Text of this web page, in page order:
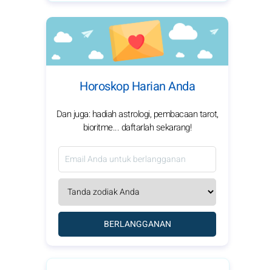
Horoskop Harian Anda
Dan juga: hadiah astrologi, pembacaan tarot,
bioritme... daftarlah sekarang!
BERLANGGANAN